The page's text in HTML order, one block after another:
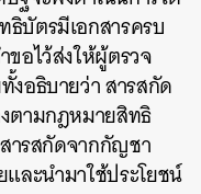
บัตรมีเอกสารครบ
อไว้ส่งให้ผู้ตรวจ
อธิบายว่า สารสกัด
ตามกฎหมายสิทธิ
ารสกัดจากกัญชา
ละนำมาใช้ประโยชน์